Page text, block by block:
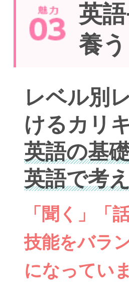
英
養う
レベル別
けるカリ
英語の基
英語で考
「聞く」「
技能をバラ
になってい